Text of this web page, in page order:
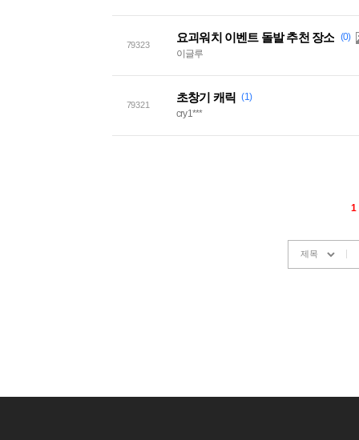
79323
요괴워치 이벤트 돌발 추천 장소 (0)
이글루
79321
초창기 캐릭
(1)
cry1***
1